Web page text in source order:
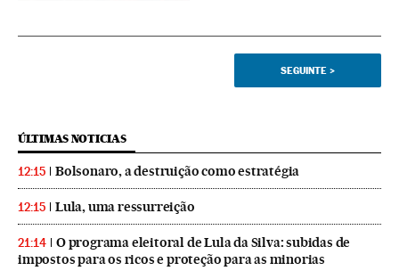
SEGUINTE >
ÚLTIMAS NOTICIAS
12:15 Bolsonaro, a destruição como estratégia
12:15 Lula, uma ressurreição
21:14
O programa eleitoral de Lula da Silva: subidas de
impostos para os ricos e proteção para as minorias